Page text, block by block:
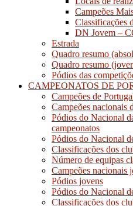
Campeões
Classificações
DN Jovem –
Estrada
Quadro resumo
Quadro resumo
Pódios das
CAMPEONATOS DE
Campeões de
Campeões nacionais
Pódios do Nacional
campeonatos
Pódios do Nacional
Classificações dos
Número de equipas
Campeões nacionais
Pódios jovens
Pódios do Nacional
Classificações dos